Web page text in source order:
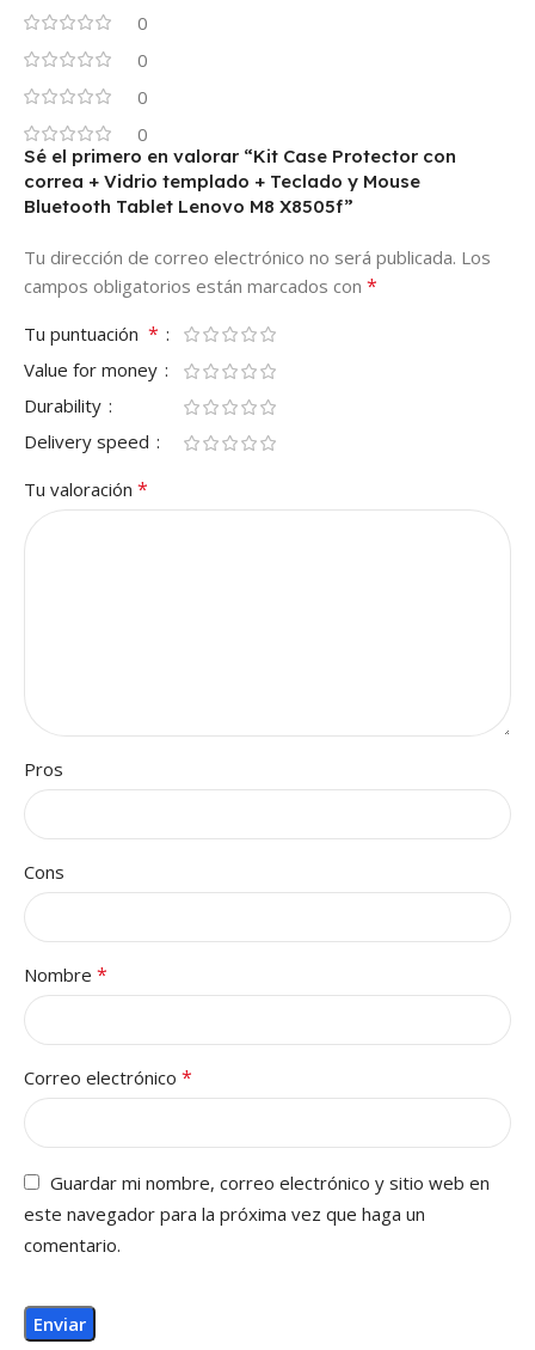
0
0
0
0
Sé el primero en valorar “Kit Case Protector con
correa + Vidrio templado + Teclado y Mouse
Bluetooth Tablet Lenovo M8 X8505f”
Tu dirección de correo electrónico no será publicada. Los
campos obligatorios están marcados con *
Tu puntuación *
Value for money
Durability
Delivery speed
Tu valoración *
Pros
Cons
Nombre *
Correo electrónico *
Guardar mi nombre, correo electrónico y sitio web en
este navegador para la próxima vez que haga un
comentario.